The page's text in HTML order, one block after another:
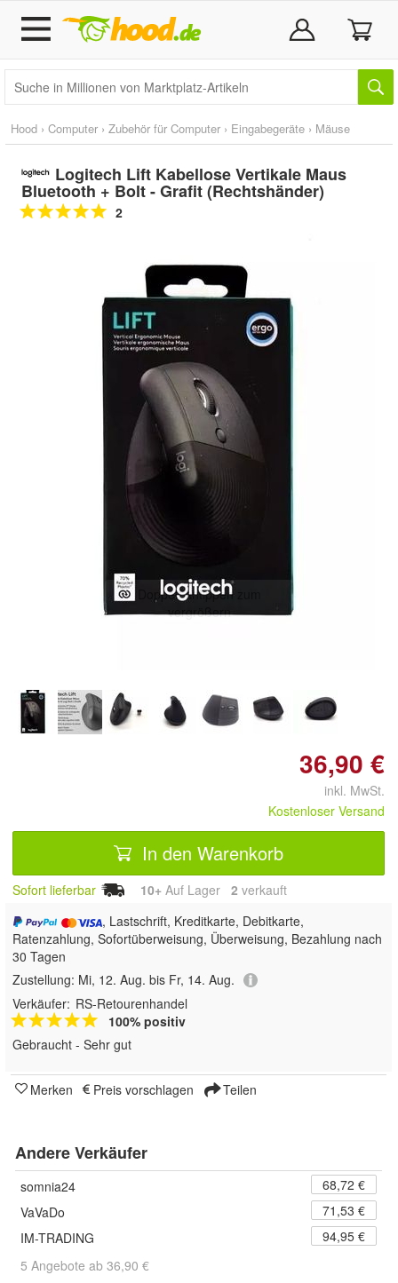
Hood › Computer › Zubehör für Computer › Eingabegeräte › Mäuse
Logitech Lift Kabellose Vertikale Maus
Bluetooth + Bolt - Grafit (Rechtshänder)
2
Doppelt antippen zum
vergrößern
36,90 €
inkl. MwSt.
Kostenloser Versand
In den Warenkorb
Sofort lieferbar 10+ Auf Lager 2 verkauft
, Lastschrift, Kreditkarte, Debitkarte,
Ratenzahlung, Sofortüberweisung, Überweisung, Bezahlung nach
30 Tagen
Zustellung: Mi, 12. Aug. bis Fr, 14. Aug.
Verkäufer: RS-Retourenhandel
100% positiv
Gebraucht - Sehr gut
Merken Preis vorschlagen Teilen
Andere Verkäufer
somnia24
68,72 €
VaVaDo
71,53 €
IM-TRADING
94,95 €
5 Angebote ab 36,90 €